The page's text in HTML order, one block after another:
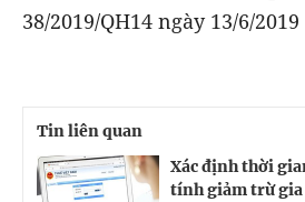
38/2019/QH14 ngày 13/6/
Tin liên quan
Xác định thời
tính giảm trừ gia